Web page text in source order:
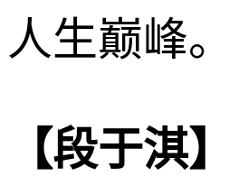
人生巅峰。
【段于淇】